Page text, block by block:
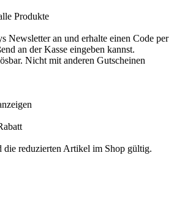
Produkte
Newsletter an und erhalte einen Code per
an der Kasse eingeben kannst.
Nicht mit anderen Gutscheinen
reduzierten Artikel im Shop gültig.